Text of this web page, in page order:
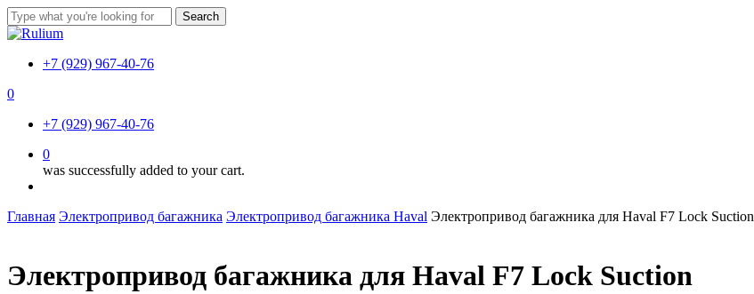
Skip
to
content
Search
Close
+7 (929) 967-40-76
0
+7 (929) 967-40-76
0
was successfully added to your cart.
Главная Электропривод багажника Электропривод багажника Haval Электропривод багажника для Haval F7 Lock Suction
Электропривод багажника для Haval F7 Lock Suction